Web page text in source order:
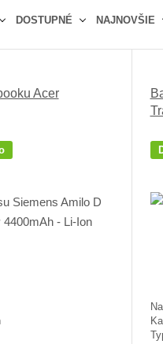
DOSTUPNÉ NAJNOVŠIE
e
d
u
Acer